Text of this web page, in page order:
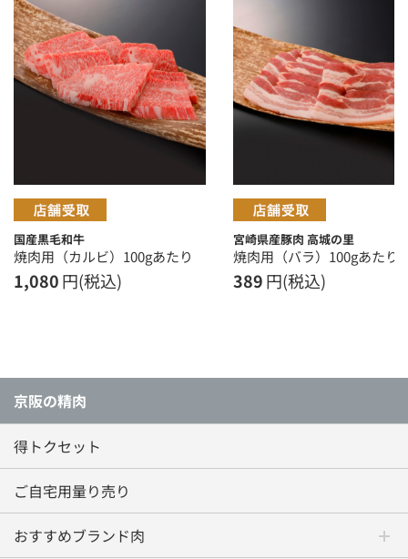
国産黒毛和牛
焼肉用（カルビ）100gあたり
1,080円(税込)
宮崎県産豚肉 高城の里
焼肉用（バラ）100gあたり
389円(税込)
京阪の精肉
得トクセット
ご自宅用量り売り
おすすめブランド肉